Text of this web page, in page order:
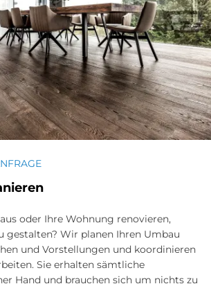
oder Ihre Wohnung renovieren,
gestalten? Wir planen Ihren Umbau
und Vorstellungen und koordinieren
Sie erhalten sämtliche
Hand und brauchen sich um nichts zu